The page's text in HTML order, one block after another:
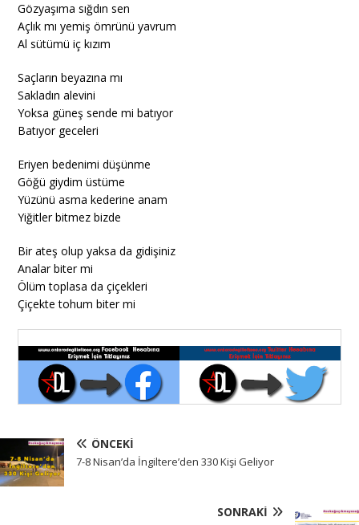
Gözyaşıma sığdın sen
Açlık mı yemiş ömrünü yavrum
Al sütümü iç kızım
Saçların beyazına mı
Sakladın alevini
Yoksa güneş sende mi batıyor
Batıyor geceleri
Eriyen bedenimi düşünme
Göğü giydim üstüme
Yüzünü asma kederine anam
Yiğitler bitmez bizde
Bir ateş olup yaksa da gidişiniz
Analar biter mi
Ölüm toplasa da çiçekleri
Çiçekte tohum biter mi
ÖNCEKI
7-8 Nisan’da İngiltere’den 330 Kişi Geliyor
SONRAKI